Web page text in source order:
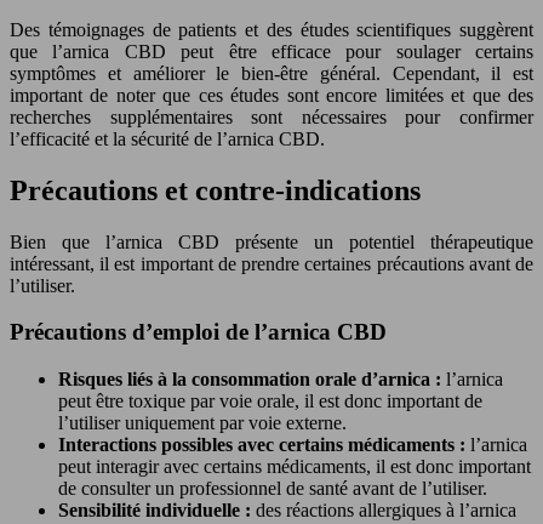
Des témoignages de patients et des études scientifiques suggèrent
que l’arnica CBD peut être efficace pour soulager certains
symptômes et améliorer le bien-être général. Cependant, il est
important de noter que ces études sont encore limitées et que des
recherches supplémentaires sont nécessaires pour confirmer
l’efficacité et la sécurité de l’arnica CBD.
Précautions et contre-indications
Bien que l’arnica CBD présente un potentiel thérapeutique
intéressant, il est important de prendre certaines précautions avant de
l’utiliser.
Précautions d’emploi de l’arnica CBD
Risques liés à la consommation orale d’arnica : l’arnica
peut être toxique par voie orale, il est donc important de
l’utiliser uniquement par voie externe.
Interactions possibles avec certains médicaments : l’arnica
peut interagir avec certains médicaments, il est donc important
de consulter un professionnel de santé avant de l’utiliser.
Sensibilité individuelle : des réactions allergiques à l’arnica